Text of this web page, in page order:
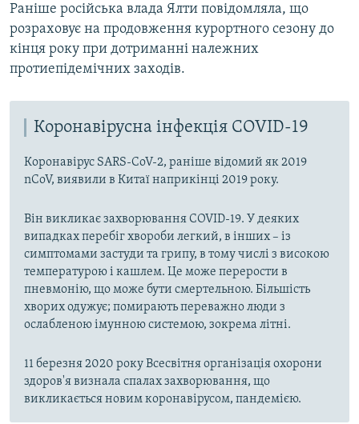
Раніше російська влада Ялти повідомляла, що
розраховує на продовження курортного сезону до
кінця року при дотриманні належних
протиепідемічних заходів.
Коронавірусна інфекція COVID-19
Коронавірус SARS-CoV-2, раніше відомий як 2019
nCoV, виявили в Китаї наприкінці 2019 року.
Він викликає захворювання COVID-19. У деяких
випадках перебіг хвороби легкий, в інших – із
симптомами застуди та грипу, в тому числі з високою
температурою і кашлем. Це може перерости в
пневмонію, що може бути смертельною. Більшість
хворих одужує; помирають переважно люди з
ослабленою імунною системою, зокрема літні.
11 березня 2020 року Всесвітня організація охорони
здоров'я визнала спалах захворювання, що
викликається новим коронавірусом, пандемією.